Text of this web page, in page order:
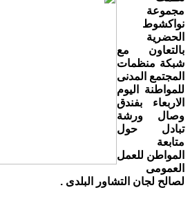
مجموعة
نواكشوط
الحضرية
بالتعاون مع
شبكة منظمات
المجتمع المدنى
للمواطنة اليوم
الاربعاء بفندق
وصال ورشة
تبادل حول
متابعة
المواطن للعمل
العمومى
لصالح لجان التشاور البلدى .